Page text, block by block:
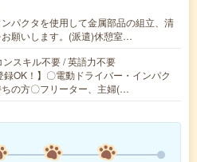
パクタを使用して金属部品の組立、清
願いします。(派遣)休憩室…
スキル不要 / 英語力不要
録OK！】〇電動ドライバー・インパク
ちの方〇フリーター、主婦(…